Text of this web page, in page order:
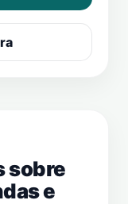
sobre
e